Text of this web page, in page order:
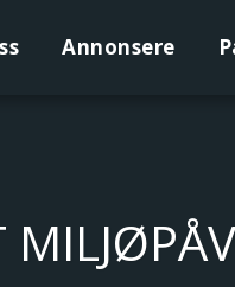
Annonsere